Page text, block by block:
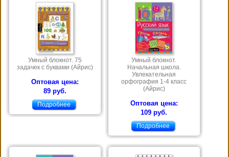
Умный блокнот. 75
задачек с буквами (Айрис)
Оптовая цена:
89 руб.
Подробнее
Умный блокнот.
Начальная школа.
Увлекательная
орфография 1-4 класс
(Айрис)
Оптовая цена:
109 руб.
Подробнее